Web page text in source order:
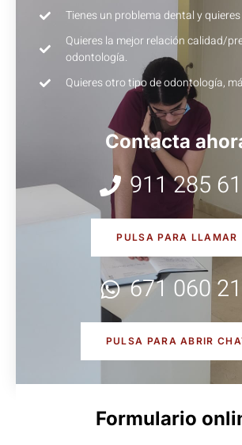
Tienes un problema dental y
Quieres la mejor relación calidad/
odontología.
Quieres otro tipo de odontología,
Contacta
911 285
PULSA PARA LLAMAR
671 060
PULSA PARA ABRIR
Formulario